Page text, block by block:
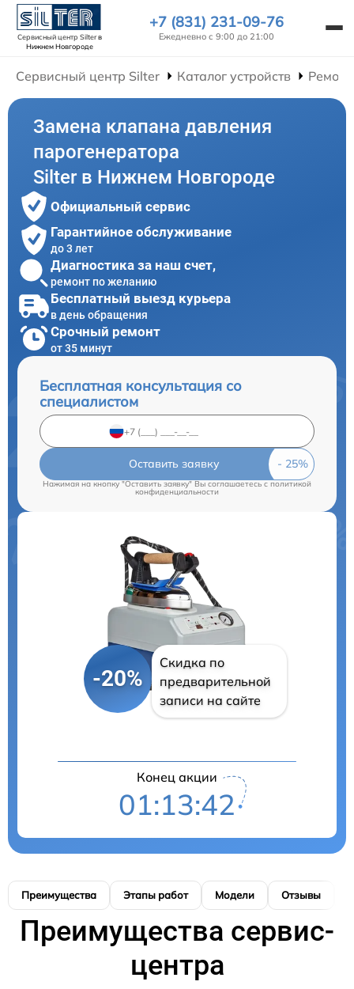
Сервисный центр Silterв
Нижнем Новгороде
+7 (831) 231-09-76
Ежедневно с 9:00 до 21:00
Сервисный центр Silter Каталог устройств
Замена клапана давления
парогенератора
Silter в Нижнем Новгороде
Официальный сервис
Гарантийное обслуживание
до 3 лет
Диагностика за наш счет,
ремонт по желанию
Бесплатный выезд курьера
в день обращения
Срочный ремонт
от 35 минут
Бесплатная консультация со
специалистом
Оставить заявку
Нажимая на кнопку "Оставить заявку" Вы соглашаетесь c политикой
конфиденциальности
-20%
Скидка по
предварительной
записи на сайте
Конец акции
01:13:41
Преимущества Этапы работ Модели Отзывы
Преимущества сервис-
центра